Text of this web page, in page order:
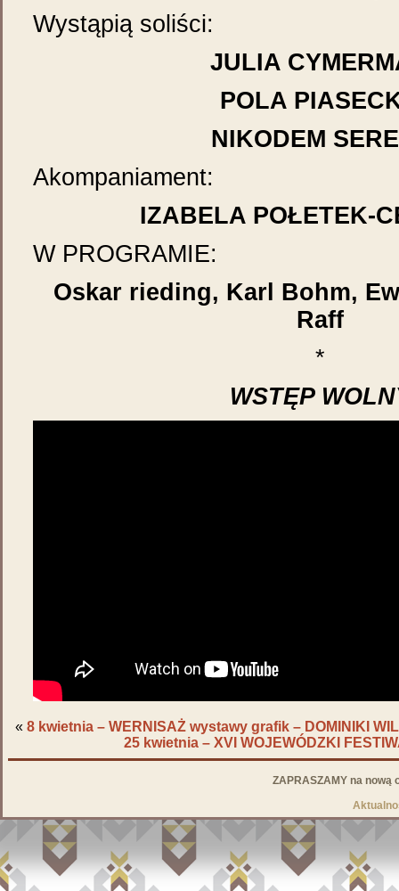
Wystąpią soliści:
JULIA
POLA
NIKODEM
Akompaniament:
IZABELA POŁETEK-
W PROGRAMIE:
Oskar rieding, Karl Bohm,
Raff
*
WSTĘP
« 8 kwietnia – WERNISAŻ wystawy grafik – DOMINIKI
25 kwietnia – XVI WOJEWÓDZKI
ZAPRASZAMY na